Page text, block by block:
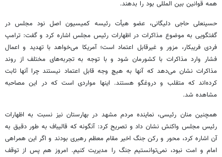
همه قوانین بین المللی بود را بدهند.
حسینعلی حاجی دلیگانی، عضو هیأت رئیسه کمیسیون اصل نود مجلس در
گفتگویی به موضوع مذاکرات در اظهارات رئیس مجلس اشاره کرد و گفت: ترامپ
فردی فریبکار، مزور و غیرقابل اعتماد است؛ آمریکا می‌خواهد با تهدید و اعمال
فشار وارد مذاکرات با کشورمان شود و با توجه به تجربه‌های مختلف از روند
مذاکرات نشان می‌دهد که آنها به هیچ وجه قابل اعتماد نیستند چرا آنها ثابت
کرده‌اند که متقلب و دروغگو هستند. اینها مواردی است که در این مصاحبه
مشاهده شد.
همچنین منان رئیسی، نماینده مردم مشهد در بهارستان نیز نسبت به اظهارات
رئیس مجلس واکنش نشان داد و تصریح کرد: آنگونه که قالیباف به طور دقیق به
آن اشاره کرد، محور و رکن جنگ اخیر مقام معظم رهبری بودند و اگر این همراهی
امام و امت نبود، نمی‌توانستیم جنگ را مدیریت کنیم. امروز هم پس از توقف